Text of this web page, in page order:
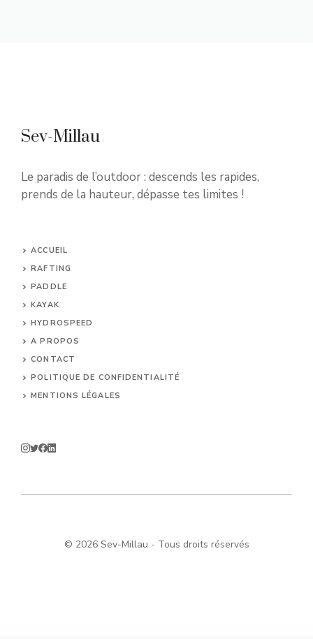
Sev-Millau
Le paradis de l’outdoor : descends les rapides,
prends de la hauteur, dépasse tes limites !
ACCUEIL
RAFTING
PADDLE
KAYAK
HYDROSPEED
A PROPOS
CONTACT
POLITIQUE DE CONFIDENTIALITÉ
MENTIONS LÉGALES
© 2026 Sev-Millau - Tous droits réservés